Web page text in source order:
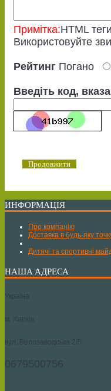
Примітка:HTML
Використовуйте
Рейтинг Погано
Введіть код,
Продовжити
ИНФОРМАЦІЯ
Про компанію
Доставка в будь-яку
Дитячі та спортивні
НАША АДРЕСА
Україна
м. Харків,
вул. Велозаводська 2/5
0679500756